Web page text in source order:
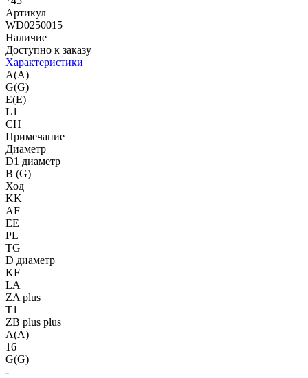
Артикул
WD0250015
Наличие
Доступно к заказу
Характеристики
A(A)
G(G)
E(E)
L1
CH
Примечание
Диаметр
D1 диаметр
B (G)
Ход
KK
AF
EE
PL
TG
D диаметр
KF
LA
ZA plus
T1
ZB plus plus
A(A)
16
G(G)
-